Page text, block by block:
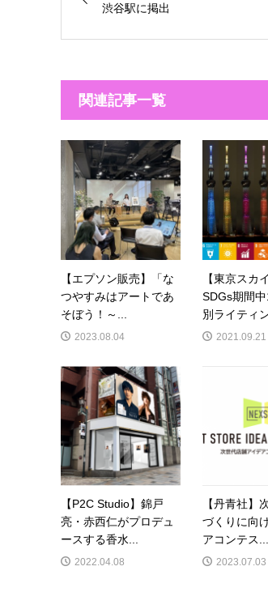
渋谷駅に掲出
関連記事一覧
【エプソン販売】「な
つやすみはアートであ
そぼう！～...
2023.08.04
【東京スカ
SDGs期間
別ライティ
2021.09.21
【P2C Studio】錦戸
亮・赤西仁がプロデュ
ースする香水...
2022.04.08
【丹青社】
づくりに向
アコンテス...
2023.07.03